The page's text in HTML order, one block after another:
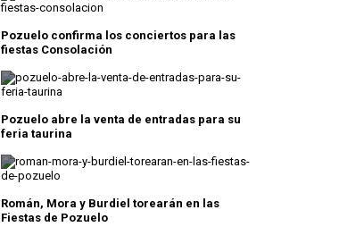
Pozuelo confirma los conciertos para las
fiestas Consolación
Pozuelo abre la venta de entradas para su
feria taurina
Román, Mora y Burdiel torearán en las
Fiestas de Pozuelo